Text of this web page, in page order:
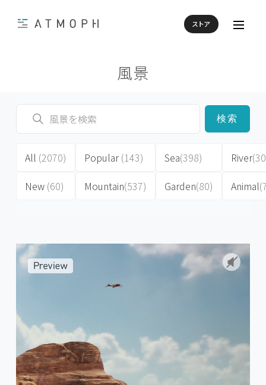
ストア
風景
検索
All (2070)
New (60)
Popular(143)
Mountain(537)
Sea(398)
Garden(80)
River
Animal